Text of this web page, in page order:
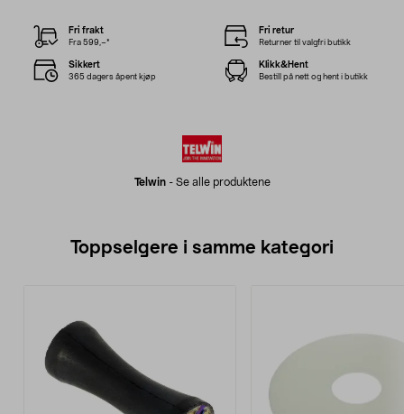
Telwin- Se alle produktene
Fri frakt
Fra 599,–*
Fri retur
Returner til valgfri butikk
Sikkert
365 dagers åpent kjøp
Klikk&Hent
Bestill på nett og hent i butikk
Toppselgere i samme kategori